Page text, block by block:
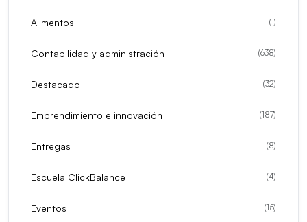
Alimentos (1)
Contabilidad y administración (638)
Destacado (32)
Emprendimiento e innovación (187)
Entregas (8)
Escuela ClickBalance (4)
Eventos (15)